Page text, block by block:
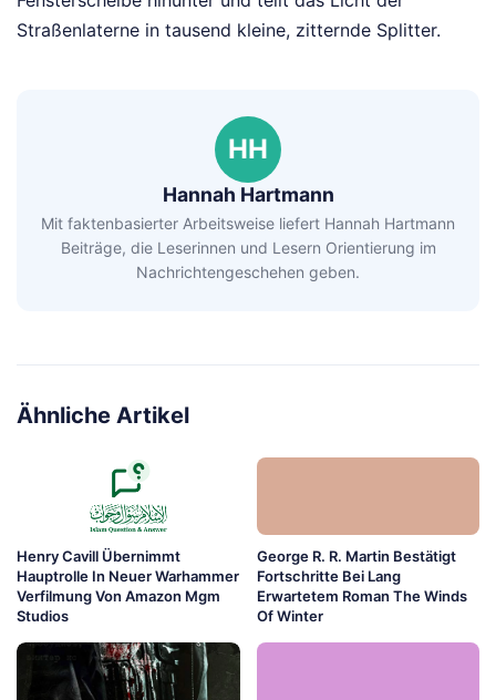
Straßenlaterne in tausend kleine, zitternde Splitter.
HH
Hannah Hartmann
Mit faktenbasierter Arbeitsweise liefert Hannah Hartmann
Beiträge, die Leserinnen und Lesern Orientierung im
Nachrichtengeschehen geben.
Ähnliche Artikel
Henry Cavill Übernimmt
Hauptrolle In Neuer Warhammer
Verfilmung Von Amazon Mgm
Studios
George R. R. Martin Bestätigt
Fortschritte Bei Lang
Erwartetem Roman The Winds
Of Winter